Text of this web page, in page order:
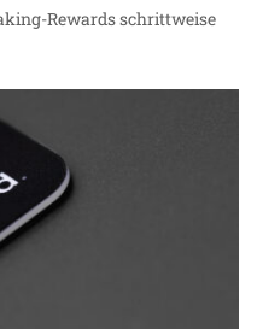
Rewards schrittweise